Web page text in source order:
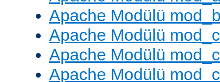
Apache Modülü
Apache Modülü
Apache Modülü
Apache Modülü